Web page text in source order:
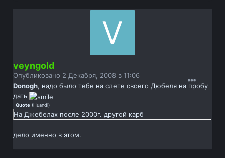
veyngold
Опубликовано 2 Декабря, 2008 в 11:06
Donogh, надо было тебе на слете своего Дюбеля на пробу
дать
Quote (Huandi)
На Джебелах после 2000г. другой карб
дело именно в этом.